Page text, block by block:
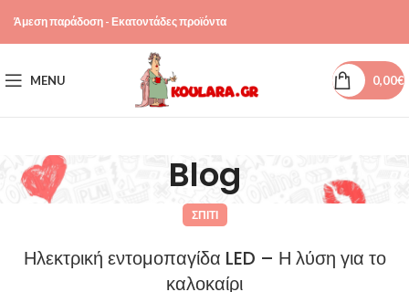
Άμεση παράδοση - Εκατοντάδες προϊόντα
MENU 0,00€
Blog
ΣΠΊΤΙ
Ηλεκτρική εντομοπαγίδα LED – Η λύση για το
καλοκαίρι